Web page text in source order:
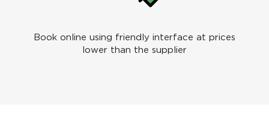
Book online using friendly interface at prices
lower than the supplier